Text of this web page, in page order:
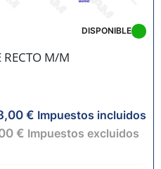
RECTO M/M
DISPONIBLE
€ Impuestos incluidos
€ Impuestos excluidos